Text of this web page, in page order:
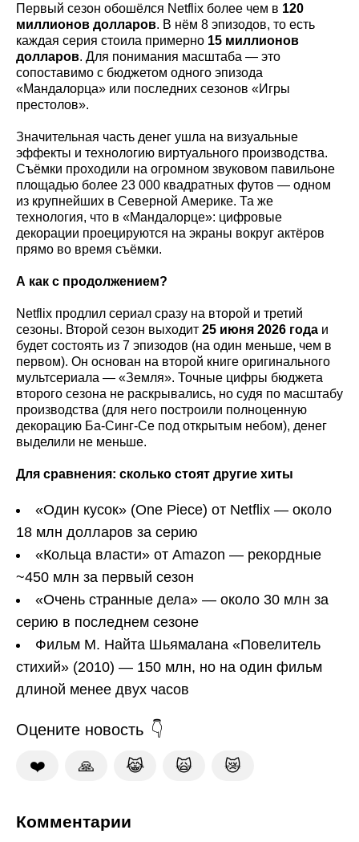
Первый сезон обошёлся Netflix более чем в 120
миллионов долларов. В нём 8 эпизодов, то есть
каждая серия стоила примерно 15 миллионов
долларов. Для понимания масштаба — это
сопоставимо с бюджетом одного эпизода
«Мандалорца» или последних сезонов «Игры
престолов».
Значительная часть денег ушла на визуальные
эффекты и технологию виртуального производства.
Съёмки проходили на огромном звуковом павильоне
площадью более 23 000 квадратных футов — одном
из крупнейших в Северной Америке. Та же
технология, что в «Мандалорце»: цифровые
декорации проецируются на экраны вокруг актёров
прямо во время съёмки.
А как с продолжением?
Netflix продлил сериал сразу на второй и третий
сезоны. Второй сезон выходит 25 июня 2026 года и
будет состоять из 7 эпизодов (на один меньше, чем в
первом). Он основан на второй книге оригинального
мультсериала — «Земля». Точные цифры бюджета
второго сезона не раскрывались, но судя по масштабу
производства (для него построили полноценную
декорацию Ба-Синг-Се под открытым небом), денег
выделили не меньше.
Для сравнения: сколько стоят другие хиты
«Один кусок» (One Piece) от Netflix — около
18 млн долларов за серию
«Кольца власти» от Amazon — рекордные
~450 млн за первый сезон
«Очень странные дела» — около 30 млн за
серию в последнем сезоне
Фильм М. Найта Шьямалана «Повелитель
стихий» (2010) — 150 млн, но на один фильм
длиной менее двух часов
Оцените новость
❤️ 🙏 😹 🙀 😿
Комментарии